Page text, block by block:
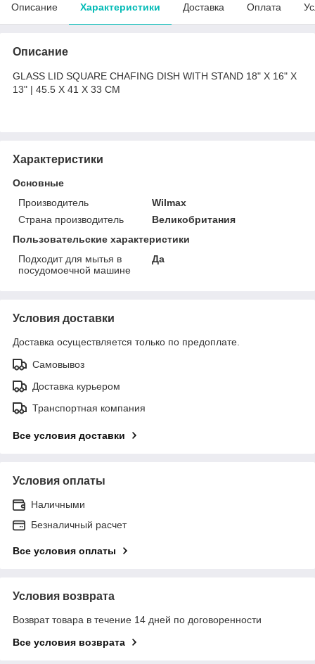
Описание Характеристики Доставка Оплата
Описание
GLASS LID SQUARE CHAFING DISH WITH STAND 18" X 16" X
13" | 45.5 X 41 X 33 CM
Характеристики
Основные
Производитель
Wilmax
Страна производитель
Великобритания
Пользовательские характеристики
Подходит для мытья в
посудомоечной машине
Да
Условия доставки
Доставка осуществляется только по предоплате.
Самовывоз
Доставка курьером
Транспортная компания
Все условия доставки
Условия оплаты
Наличными
Безналичный расчет
Все условия оплаты
Условия возврата
Возврат товара в течение 14 дней по договоренности
Все условия возврата